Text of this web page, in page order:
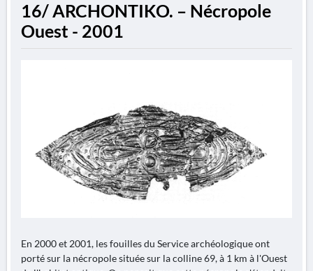
16/ ARCHONTIKO. – Nécropole
Ouest - 2001
En 2000 et 2001, les fouilles du Service archéologique ont
porté sur la nécropole située sur la colline 69, à 1 km à l'Ouest